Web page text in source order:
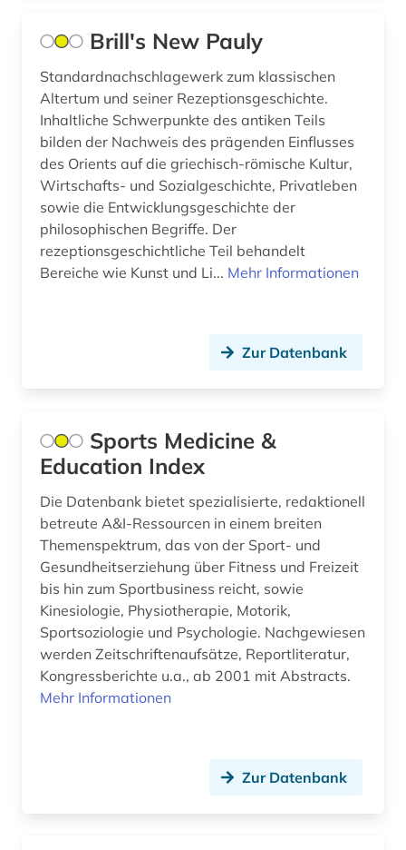
bibel. deuteronomium (1)
bibelhandschrift (1)
bibelkommentar (1)
bibelwissenschaft (4)
bibliografie (330)
bibliografie 1907-2005 (1)
bibliografie 1945-1990 (1)
bibliografin (3)
bibliographie 1800-2005 (1)
bibliographie 1923-1999 (1)
bibliographie 1964-1999 (1)
bibliographie bis 1900 (1)
bibliographie mit abstracts und volltexten (1)
Brill's New Pauly
Standardnachschlagewerk zum klassischen
Altertum und seiner Rezeptionsgeschichte.
Inhaltliche Schwerpunkte des antiken Teils
bilden der Nachweis des prägenden Einflusses
des Orients auf die griechisch-römische Kultur,
Wirtschafts- und Sozialgeschichte, Privatleben
sowie die Entwicklungsgeschichte der
philosophischen Begriffe. Der
rezeptionsgeschichtliche Teil behandelt
Bereiche wie Kunst und Li... Mehr Informationen
Zur Datenbank
Sports Medicine &
Education Index
Die Datenbank bietet spezialisierte, redaktionell
betreute A&I-Ressourcen in einem breiten
Themenspektrum, das von der Sport- und
Gesundheitserziehung über Fitness und Freizeit
bis hin zum Sportbusiness reicht, sowie
Kinesiologie, Physiotherapie, Motorik,
Sportsoziologie und Psychologie. Nachgewiesen
werden Zeitschriftenaufsätze, Reportliteratur,
Kongressberichte u.a., ab 2001 mit Abstracts.
Mehr Informationen
Zur Datenbank